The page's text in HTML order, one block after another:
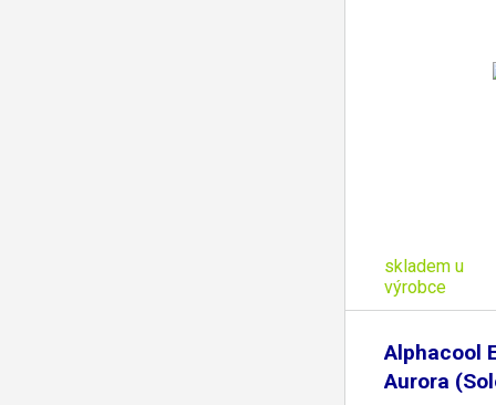
skladem u
výrobce
Alphacool
Aurora